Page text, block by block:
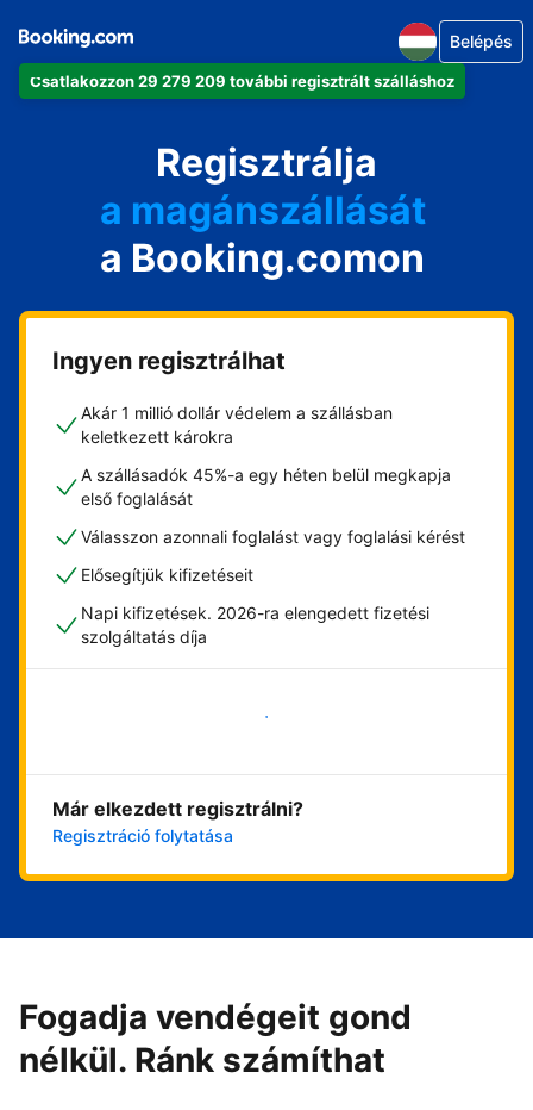
Csatlakozzon 29 279 209 további regisztrált szálláshoz
Belépés
Regisztrálja
az apartmanját
a szállodáját
a magánszállását
a vendégházát
a házát
a Booking.comon
Ingyen regisztrálhat
Akár 1 millió dollár védelem a szállásban
keletkezett károkra
A szállásadók 45%-a egy héten belül megkapja
első foglalását
Válasszon azonnali foglalást vagy foglalási kérést
Elősegítjük kifizetéseit
Napi kifizetések. 2026-ra elengedett fizetési
szolgáltatás díja
Vágjon bele most
Már elkezdett regisztrálni?
Regisztráció folytatása
Fogadja vendégeit gond
nélkül. Ránk számíthat